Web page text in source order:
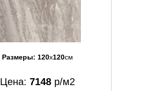
Размеры: 120x120см
Цена: 7148 р/м2